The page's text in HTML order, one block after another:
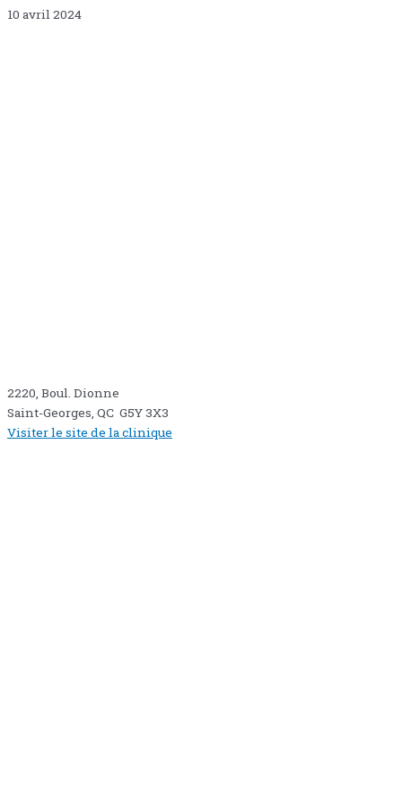
10 avril 2024
2220, Boul. Dionne
Saint-Georges, QC G5Y 3X3
Visiter le site de la clinique